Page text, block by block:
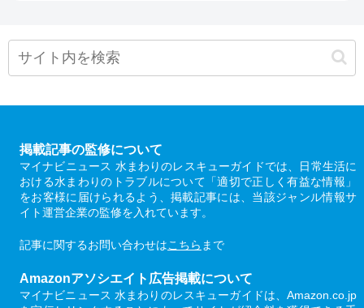
掲載記事の監修について
マイナビニュース 水まわりのレスキューガイドでは、日常生活に
おける水まわりのトラブルについて「適切で正しく有益な情報」
をお客様に届けられるよう、掲載記事には、当該ジャンル情報サ
イト運営企業の監修を入れています。
記事に関するお問い合わせはこちら まで
Amazonアソシエイト広告掲載について
マイナビニュース 水まわりのレスキューガイドは、Amazon.co.jp